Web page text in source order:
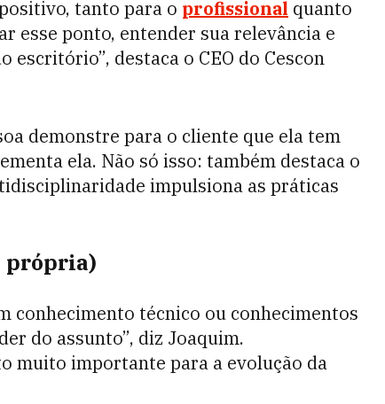
tanto para o profissional quanto
esse ponto, entender sua relevância e
escritório”, destaca o CEO do Cescon
demonstre para o cliente que ela tem
ela. Não só isso: também destaca o
impulsiona as práticas
própria)
conhecimento técnico ou conhecimentos
do assunto”, diz Joaquim.
muito importante para a evolução da